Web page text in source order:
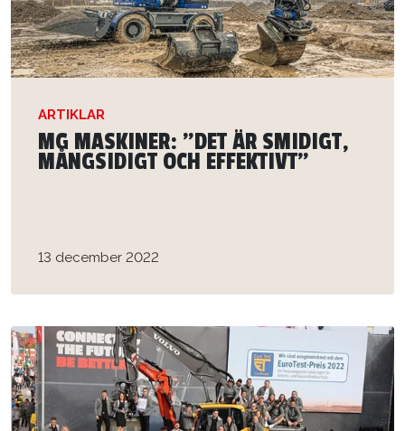
ARTIKLAR
MG MASKINER: ”DET ÄR SMIDIGT,
MÅNGSIDIGT OCH EFFEKTIVT”
13 december 2022